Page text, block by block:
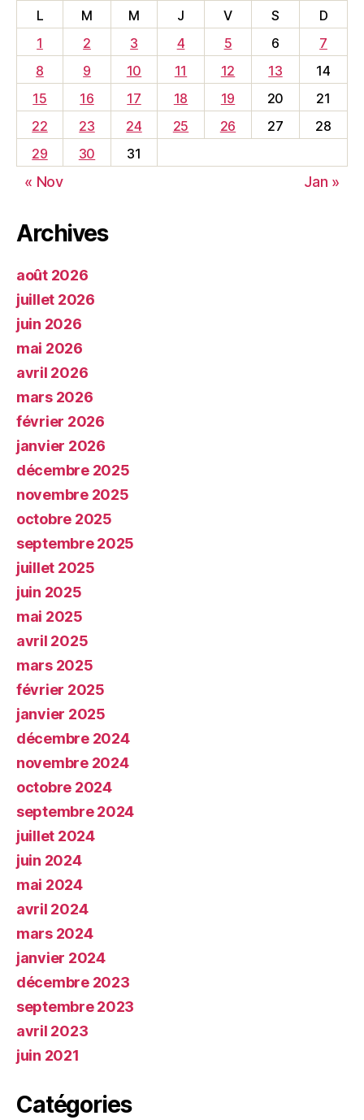
L
M M J V S
D
1
2 3 4 5 6
7
8
9 10 11 12 13
14
15
16 17 18 19 20
21
22
23 24 25 26 27
28
29
30 31
« Nov Jan »
Archives
août 2026
juillet 2026
juin 2026
mai 2026
avril 2026
mars 2026
février 2026
janvier 2026
décembre 2025
novembre 2025
octobre 2025
septembre 2025
juillet 2025
juin 2025
mai 2025
avril 2025
mars 2025
février 2025
janvier 2025
décembre 2024
novembre 2024
octobre 2024
septembre 2024
juillet 2024
juin 2024
mai 2024
avril 2024
mars 2024
janvier 2024
décembre 2023
septembre 2023
avril 2023
juin 2021
Catégories